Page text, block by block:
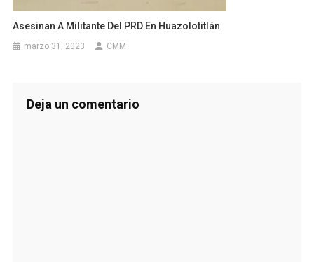
Asesinan A Militante Del PRD En Huazolotitlán
marzo 31, 2023 CMM
Deja un comentario